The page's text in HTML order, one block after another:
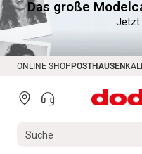
springen
Das große
Jetzt
ONLINE SHOP POSTHAUSEN